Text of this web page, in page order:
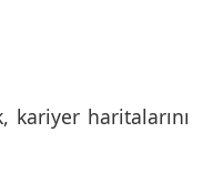
kariyer haritalarını